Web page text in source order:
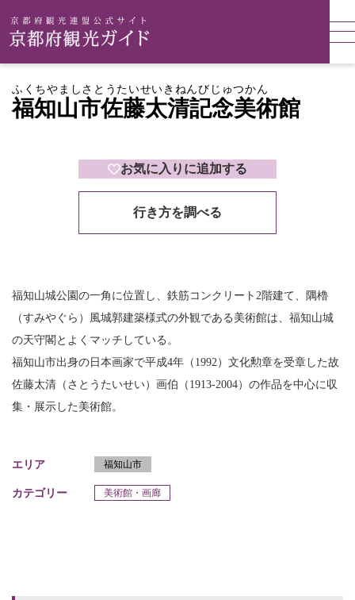
福知山市佐藤太清記念美術館
ふくちやましさとうたいせいきねんびじゅつかん
お気に入りに追加する
行き方を調べる
福知山城公園の一角に位置し、鉄筋コンクリート2階建て、隅櫓
（すみやぐら）風城郭建築様式の外観である美術館は、福知山城
の天守閣とよくマッチしている。
福知山市出身の日本画家で平成4年（1992）文化勲章を受章した故
佐藤太清（さとうたいせい）画伯（1913-2004）の作品を中心に収
集・展示した美術館。
エリア 福知山市
カテゴリー 美術館・画廊